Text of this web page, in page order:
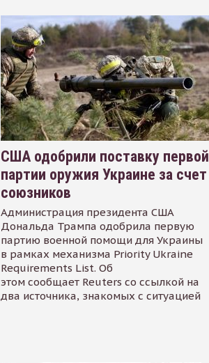
США одобрили поставку первой
партии оружия Украине за счет
союзников
Администрация президента США
Дональда Трампа одобрила первую
партию военной помощи для Украины
в рамках механизма Priority Ukraine
Requirements List. Об
этом сообщает Reuters со ссылкой на
два источника, знакомых с ситуацией